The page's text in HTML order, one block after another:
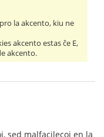
la akcento, kiu ne
akcento estas ĉe E,
akcento.
sed malfacilecoj en la